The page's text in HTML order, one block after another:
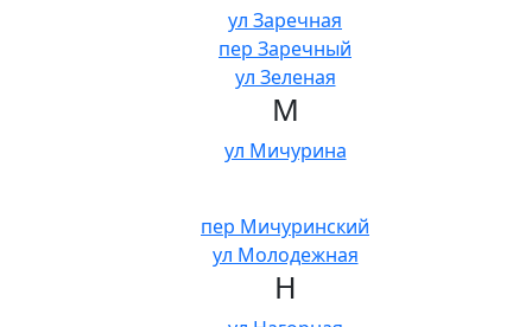
ул Заречная
пер Заречный
ул Зеленая
М
ул Мичурина
пер Мичуринский
ул Молодежная
Н